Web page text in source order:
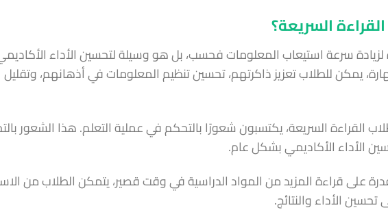
السريعة؟
لزيادة سرعة استيعاب المعلومات فحسب، بل هو وسيلة لتحسين الأداء
يمكن للطلاب تعزيز ذاكرتهم، تحسين تنظيم المعلومات في أذهانهم، وتقليل
القراءة السريعة، يكتسبون شعورًا بالتحكم في عملية التعلم. هذا الشعور
الأداء الأكاديمي بشكل عام.
على قراءة المزيد من المواد الدراسية في وقت قصير، يتمكن الطلاب من
الأداء والنتائج.